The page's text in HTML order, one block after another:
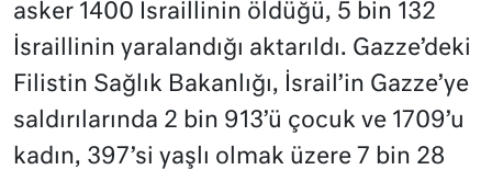
asker 1400 İsraillinin öldüğü, 5 bin 132
İsraillinin yaralandığı aktarıldı. Gazze’deki
Filistin Sağlık Bakanlığı, İsrail’in Gazze’ye
saldırılarında 2 bin 913’ü çocuk ve 1709’u
kadın, 397’si yaşlı olmak üzere 7 bin 28